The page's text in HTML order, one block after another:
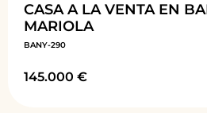
CASA A LA VENTA EN
MARIOLA
BANY-290
145.000 €